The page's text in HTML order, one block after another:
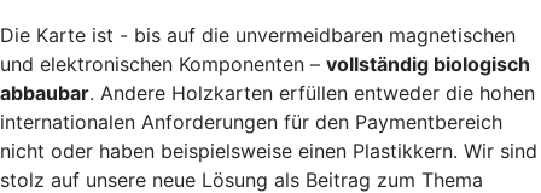
Die Karte ist - bis auf die unvermeidbaren magnetischen
und elektronischen Komponenten – vollständig biologisch
abbaubar. Andere Holzkarten erfüllen entweder die hohen
internationalen Anforderungen für den Paymentbereich
nicht oder haben beispielsweise einen Plastikkern. Wir sind
stolz auf unsere neue Lösung als Beitrag zum Thema